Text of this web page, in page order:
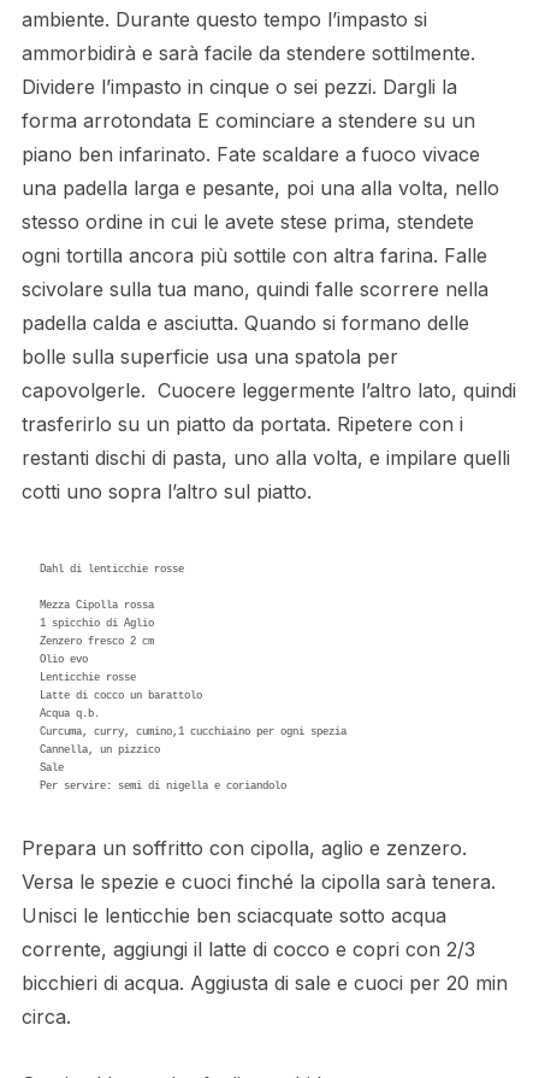
ambiente. Durante questo tempo l’impasto si
ammorbidirà e sarà facile da stendere sottilmente.
Dividere l’impasto in cinque o sei pezzi. Dargli la
forma arrotondata E cominciare a stendere su un
piano ben infarinato. Fate scaldare a fuoco vivace
una padella larga e pesante, poi una alla volta, nello
stesso ordine in cui le avete stese prima, stendete
ogni tortilla ancora più sottile con altra farina. Falle
scivolare sulla tua mano, quindi falle scorrere nella
padella calda e asciutta. Quando si formano delle
bolle sulla superficie usa una spatola per
capovolgerle. Cuocere leggermente l’altro lato, quindi
trasferirlo su un piatto da portata. Ripetere con i
restanti dischi di pasta, uno alla volta, e impilare quelli
cotti uno sopra l’altro sul piatto.
Dahl di lenticchie rosse
Mezza Cipolla rossa
1 spicchio di Aglio
Zenzero fresco 2 cm
Olio evo
Lenticchie rosse
Latte di cocco un barattolo
Acqua q.b.
Curcuma, curry, cumino,1 cucchiaino per ogni spezia
Cannella, un pizzico
Sale
Per servire: semi di nigella e coriandolo
Prepara un soffritto con cipolla, aglio e zenzero.
Versa le spezie e cuoci finché la cipolla sarà tenera.
Unisci le lenticchie ben sciacquate sotto acqua
corrente, aggiungi il latte di cocco e copri con 2/3
bicchieri di acqua. Aggiusta di sale e cuoci per 20 min
circa.